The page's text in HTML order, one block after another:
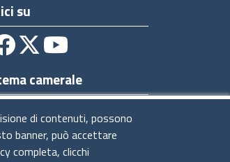
su
camerale
di contenuti, possono
banner, può accettare
completa, clicchi